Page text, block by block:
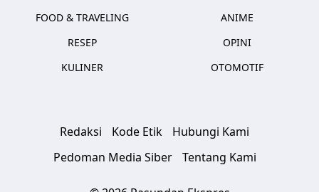
FOOD & TRAVELING
RESEP
KULINER
ANIME
OPINI
OTOMOTIF
Redaksi Kode Etik
Hubungi Kami
Pedoman Media Siber
Tentang Kami